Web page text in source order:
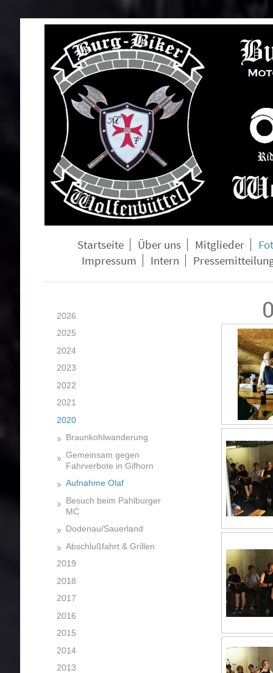
Startseite Über uns Mitglieder
Impressum
Intern
2026
2025
2024
2023
2022
2021
2020
Braunkohlwanderung
Gemeinsam gegen
Fahrverbote in Gifhorn
Aufnahme Olaf
Besuch beim Pahlburger
MC
Dodenau/Sauerland
Abschlußfahrt & Grillen
2019
2018
2017
2016
2015
2014
2013